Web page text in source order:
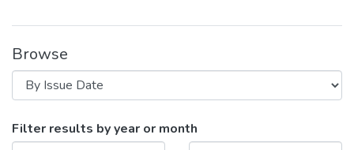
Browse
Browsing Кафедра психології та
Filter results by year or month